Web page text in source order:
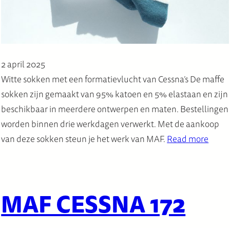
2 april 2025
Witte sokken met een formatievlucht van Cessna’s De maffe
sokken zijn gemaakt van 95% katoen en 5% elastaan en zijn
beschikbaar in meerdere ontwerpen en maten. Bestellingen
worden binnen drie werkdagen verwerkt. Met de aankoop
van deze sokken steun je het werk van MAF. Read more
MAF CESSNA 172